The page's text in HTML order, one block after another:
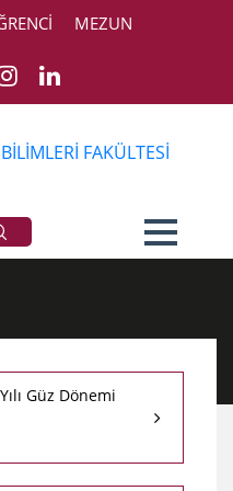
MEZUN
FAKÜLTESİ
Güz Dönemi